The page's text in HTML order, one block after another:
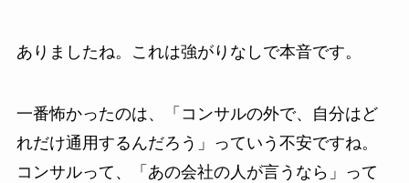
ありましたね。これは強がりなしで本音です。
一番怖かったのは、「コンサルの外で、自分はど
れだけ通用するんだろう」っていう不安ですね。
コンサルって、「あの会社の人が言うなら」って